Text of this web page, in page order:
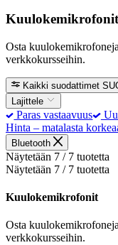
Kuulokemikrofonit
Osta
verkkokursseihin.
Kaikki suodattimet
Lajittele
Paras vastaavuus
Hinta – matalasta
Bluetooth
Näytetään 7 / 7 tuotetta
Näytetään 7 / 7 tuotetta
Kuulokemikrofonit
Osta
verkkokursseihin.